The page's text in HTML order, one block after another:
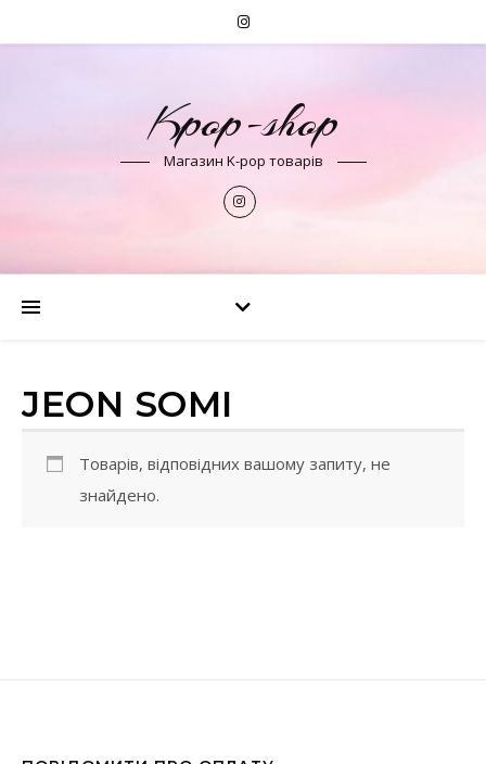
Kpop-shop
Магазин K-pop товарів
JEON SOMI
Товарів, відповідних вашому запиту, не
знайдено.